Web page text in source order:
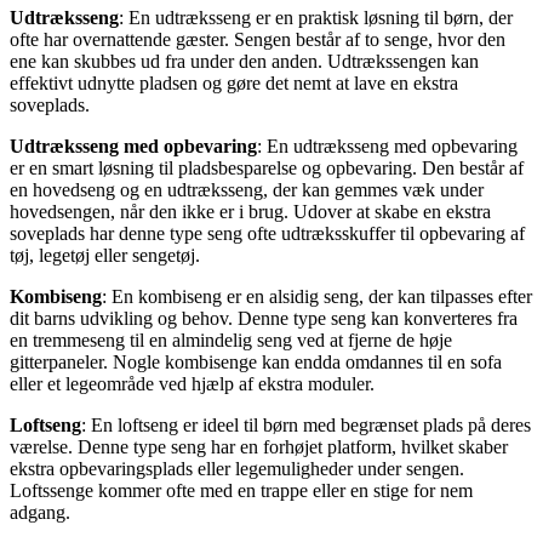
Udtræksseng: En udtræksseng er en praktisk løsning til børn, der
ofte har overnattende gæster. Sengen består af to senge, hvor den
ene kan skubbes ud fra under den anden. Udtrækssengen kan
effektivt udnytte pladsen og gøre det nemt at lave en ekstra
soveplads.
Udtræksseng med opbevaring: En udtræksseng med opbevaring
er en smart løsning til pladsbesparelse og opbevaring. Den består af
en hovedseng og en udtræksseng, der kan gemmes væk under
hovedsengen, når den ikke er i brug. Udover at skabe en ekstra
soveplads har denne type seng ofte udtræksskuffer til opbevaring af
tøj, legetøj eller sengetøj.
Kombiseng: En kombiseng er en alsidig seng, der kan tilpasses efter
dit barns udvikling og behov. Denne type seng kan konverteres fra
en tremmeseng til en almindelig seng ved at fjerne de høje
gitterpaneler. Nogle kombisenge kan endda omdannes til en sofa
eller et legeområde ved hjælp af ekstra moduler.
Loftseng: En loftseng er ideel til børn med begrænset plads på deres
værelse. Denne type seng har en forhøjet platform, hvilket skaber
ekstra opbevaringsplads eller legemuligheder under sengen.
Loftssenge kommer ofte med en trappe eller en stige for nem
adgang.